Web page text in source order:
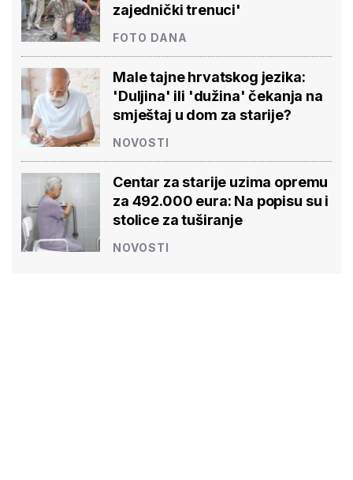
zajednički trenuci'
FOTO DANA
Male tajne hrvatskog jezika:
'Duljina' ili 'dužina' čekanja na
smještaj u dom za starije?
NOVOSTI
Centar za starije uzima opremu
za 492.000 eura: Na popisu su i
stolice za tuširanje
NOVOSTI